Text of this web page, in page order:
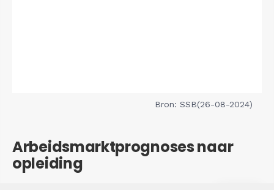
Bron: SSB(26-08-2024)
Arbeidsmarktprognoses naar
opleiding